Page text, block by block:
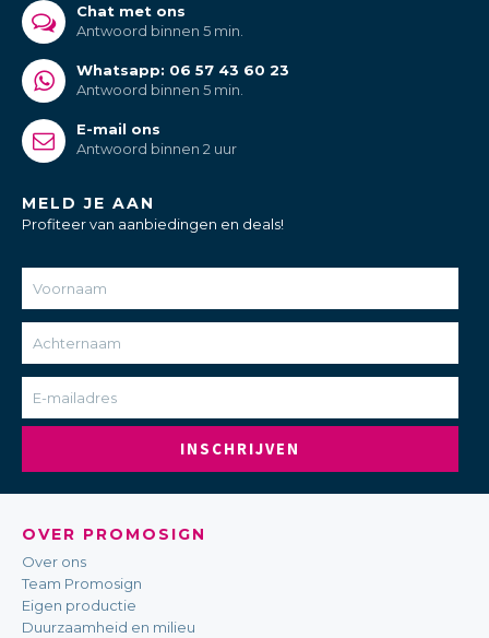
Chat met ons
Antwoord binnen 5 min.
Whatsapp: 06 57 43 60 23
Antwoord binnen 5 min.
E-mail ons
Antwoord binnen 2 uur
MELD JE AAN
Profiteer van aanbiedingen en deals!
INSCHRIJVEN
OVER PROMOSIGN
Over ons
Team Promosign
Eigen productie
Duurzaamheid en milieu